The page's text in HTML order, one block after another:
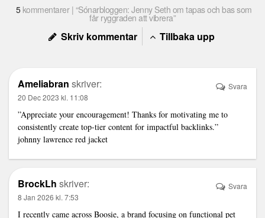
5kommentarer | “Sónarbloggen: Jenny Seth om tapas och bas som
får ryggraden att vibrera”
Skriv kommentar Tillbaka upp
Ameliabran skriver:
20 Dec 2023 kl. 11:08
”Appreciate your encouragement! Thanks for motivating me to
consistently create top-tier content for impactful backlinks.”
johnny lawrence red jacket
Svara
BrockLh skriver:
8 Jan 2026 kl. 7:53
I recently came across Boosie, a brand focusing on functional pet
Svara